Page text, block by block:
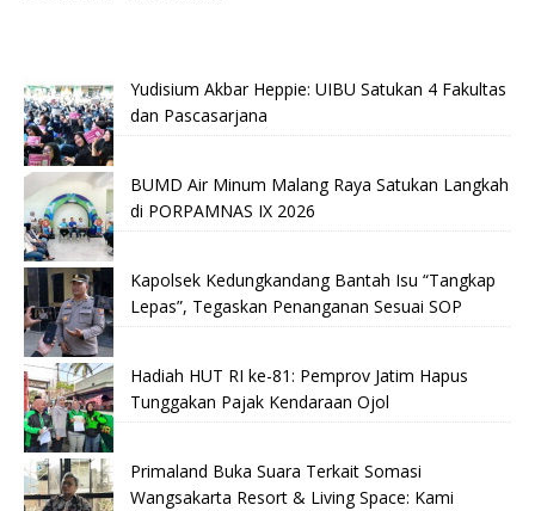
Yudisium Akbar Heppie: UIBU Satukan 4 Fakultas
dan Pascasarjana
BUMD Air Minum Malang Raya Satukan Langkah
di PORPAMNAS IX 2026
Kapolsek Kedungkandang Bantah Isu “Tangkap
Lepas”, Tegaskan Penanganan Sesuai SOP
Hadiah HUT RI ke-81: Pemprov Jatim Hapus
Tunggakan Pajak Kendaraan Ojol
Primaland Buka Suara Terkait Somasi
Wangsakarta Resort & Living Space: Kami